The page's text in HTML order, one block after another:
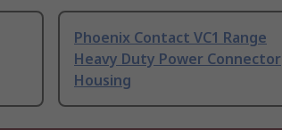
Phoenix Contact VC1 Range
Heavy Duty Power Connector
Housing